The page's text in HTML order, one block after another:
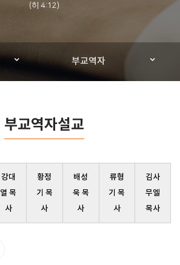
(히 4:12)
부교역자
부교역자설교
강대
열 목
사
황정
기 목
사
배성
욱 목
사
류형
기 목
사
김사
무엘
목사